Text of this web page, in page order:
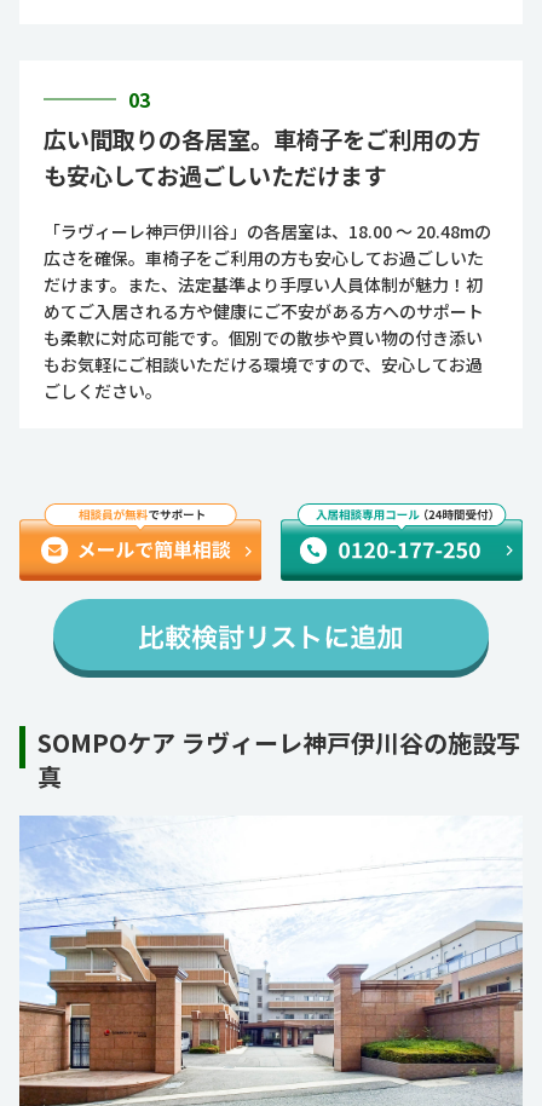
03
広い間取りの各居室。車椅子をご利用の方
も安心してお過ごしいただけます
「ラヴィーレ神戸伊川谷」の各居室は、18.00 ～ 20.48mの
広さを確保。車椅子をご利用の方も安心してお過ごしいた
だけます。また、法定基準より手厚い人員体制が魅力！初
めてご入居される方や健康にご不安がある方へのサポート
も柔軟に対応可能です。個別での散歩や買い物の付き添い
もお気軽にご相談いただける環境ですので、安心してお過
ごしください。
SOMPOケア ラヴィーレ神戸伊川谷の施設写
真